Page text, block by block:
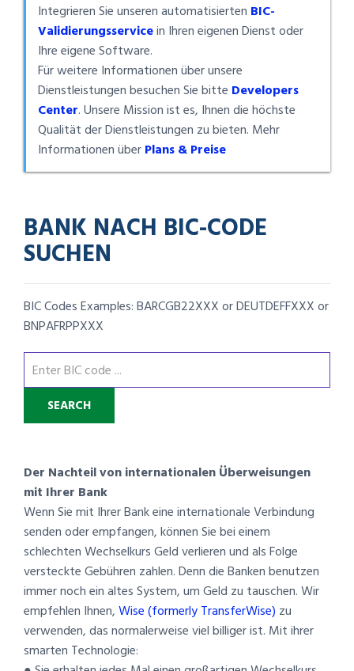
Integrieren Sie unseren automatisierten BIC-
Validierungsservicein Ihren eigenen Dienst oder
Ihre eigene Software.
Für weitere Informationen über unsere
Dienstleistungen besuchen Sie bitte Developers
Center. Unsere Mission ist es, Ihnen die höchste
Qualität der Dienstleistungen zu bieten. Mehr
Informationen überPlans & Preise
BANK NACH BIC-CODE
SUCHEN
BIC Codes Examples: BARCGB22XXX or DEUTDEFFXXX or
BNPAFRPPXXX
Der Nachteil von internationalen Überweisungen
mit Ihrer Bank
Wenn Sie mit Ihrer Bank eine internationale Verbindung
senden oder empfangen, können Sie bei einem
schlechten Wechselkurs Geld verlieren und als Folge
versteckte Gebühren zahlen. Denn die Banken benutzen
immer noch ein altes System, um Geld zu tauschen. Wir
empfehlen Ihnen,Wise (formerly TransferWise) zu
verwenden, das normalerweise viel billiger ist. Mit ihrer
smarten Technologie: